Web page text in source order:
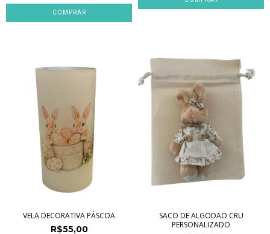
COMPRAR
VELA DECORATIVA PÁSCOA
R$55,00
SACO DE ALGODAO CRU
PERSONALIZADO